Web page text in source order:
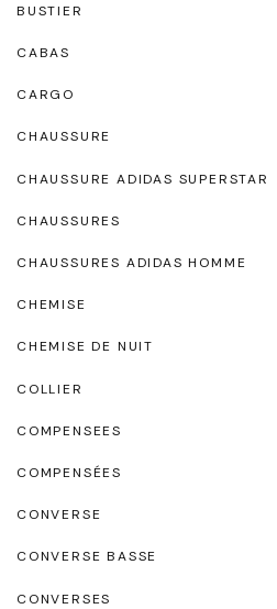
BUSTIER
CABAS
CARGO
CHAUSSURE
CHAUSSURE ADIDAS SUPERSTAR
CHAUSSURES
CHAUSSURES ADIDAS HOMME
CHEMISE
CHEMISE DE NUIT
COLLIER
COMPENSEES
COMPENSÉES
CONVERSE
CONVERSE BASSE
CONVERSES